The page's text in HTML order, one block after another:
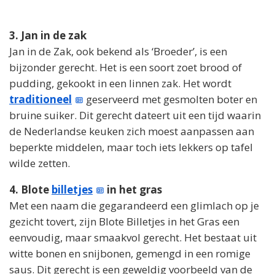
3. Jan in de zak
Jan in de Zak, ook bekend als ‘Broeder’, is een
bijzonder gerecht. Het is een soort zoet brood of
pudding, gekookt in een linnen zak. Het wordt
traditioneel
geserveerd met gesmolten boter en
bruine suiker. Dit gerecht dateert uit een tijd waarin
de Nederlandse keuken zich moest aanpassen aan
beperkte middelen, maar toch iets lekkers op tafel
wilde zetten.
4. Blote billetjes
in het gras
Met een naam die gegarandeerd een glimlach op je
gezicht tovert, zijn Blote Billetjes in het Gras een
eenvoudig, maar smaakvol gerecht. Het bestaat uit
witte bonen en snijbonen, gemengd in een romige
saus. Dit gerecht is een geweldig voorbeeld van de